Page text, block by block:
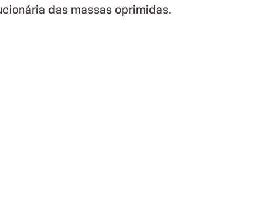
das massas oprimidas.